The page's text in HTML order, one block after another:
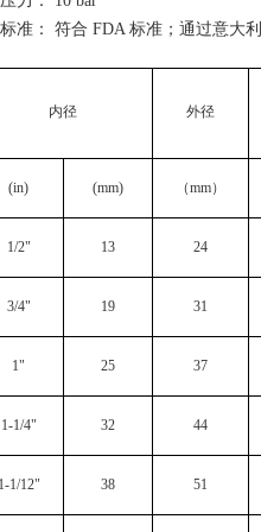
准： 符合 FDA 标准；通过意大利
内径 外径
(in) (mm) （mm）
1/2" 13 24
3/4" 19 31
1" 25 37
1-1/4" 32 44
1-1/12" 38 51